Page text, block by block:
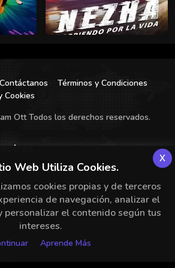
Contáctanos
Términos y Condiciones
Cookies
Ott Todos los derechos reservados.
Web Utiliza Cookies.
cookies propias y de terceros
de navegación, analizar el
personalizar el contenido según tus
intereses.
Aprende Más
x